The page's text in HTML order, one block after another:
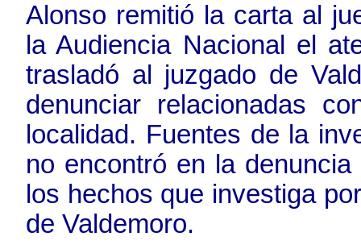
Alonso remitió la carta al
la Audiencia Nacional el
trasladó al juzgado de
denunciar relacionadas
localidad. Fuentes de la
no encontró en la
los hechos que investiga
de Valdemoro.